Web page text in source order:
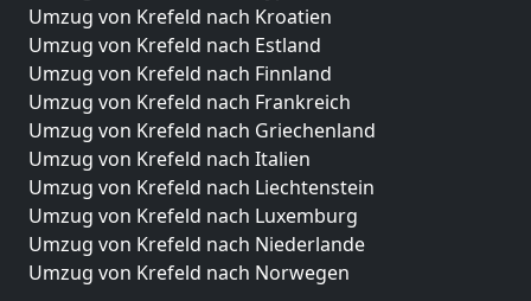
Umzug von Krefeld nach Kroatien
Umzug von Krefeld nach Estland
Umzug von Krefeld nach Finnland
Umzug von Krefeld nach Frankreich
Umzug von Krefeld nach Griechenland
Umzug von Krefeld nach Italien
Umzug von Krefeld nach Liechtenstein
Umzug von Krefeld nach Luxemburg
Umzug von Krefeld nach Niederlande
Umzug von Krefeld nach Norwegen